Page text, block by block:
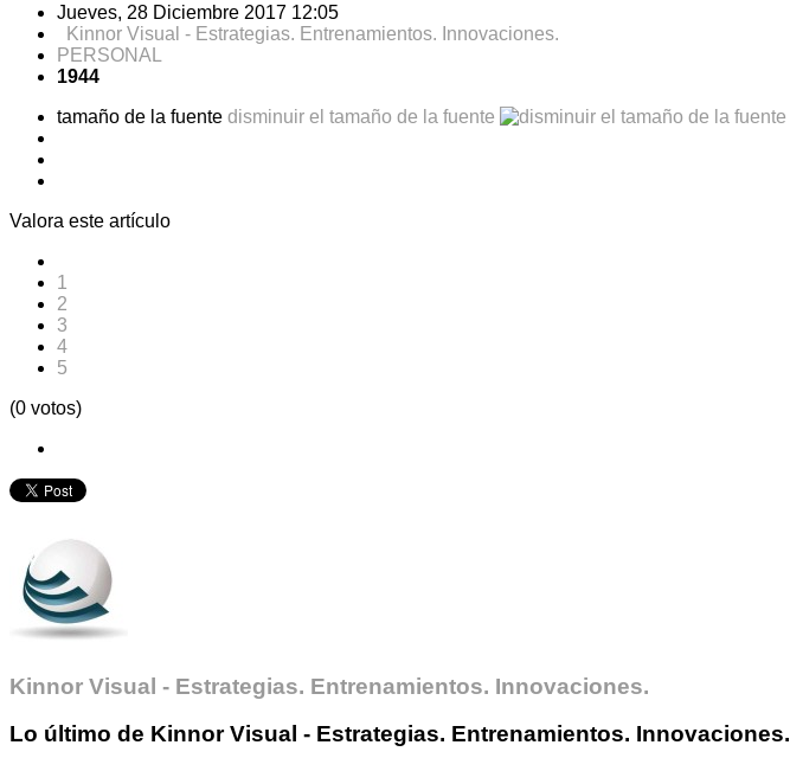
Jueves, 28 Diciembre 2017 12:05
Kinnor Visual - Estrategias. Entrenamientos. Innovaciones.
PERSONAL
1944
tamaño de la fuente disminuir el tamaño de la fuente
Valora este artículo
1
2
3
4
5
(0 votos)
Kinnor Visual - Estrategias. Entrenamientos. Innovaciones.
Lo último de Kinnor Visual - Estrategias. Entrenamientos. Innovaciones.